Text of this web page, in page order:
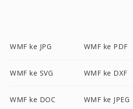
WMF ke JPG WMF ke PDF
WMF ke SVG WMF ke DXF
WMF ke DOC WMF ke JPEG